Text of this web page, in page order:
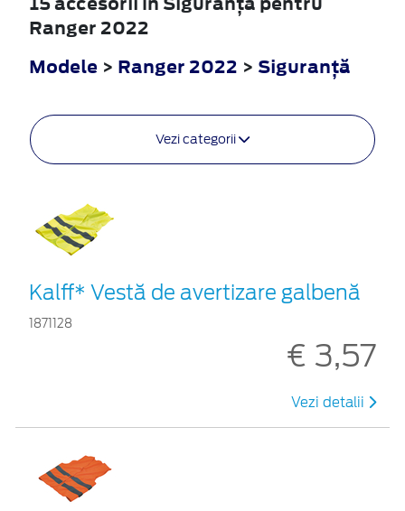
Ranger 2022
Modele > Ranger 2022 > Siguranţă
Vezi categorii
Kalff* Vestă de avertizare galbenă
1871128
€ 3,57
Vezi detalii